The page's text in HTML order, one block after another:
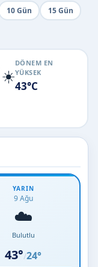
10 Gün
15 Gün
☀️
DÖNEM EN
YÜKSEK
43°C
YARIN
9 Ağu
☁️
Bulutlu
43°/24°